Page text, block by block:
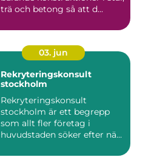
trä och betong så att d...
03. jun
Rekryteringskonsult
stockholm
Rekryteringskonsult
stockholm är ett begrepp
som allt fler företag i
huvudstaden söker efter när